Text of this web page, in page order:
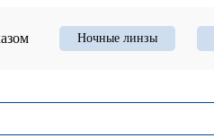
Ночные линзы